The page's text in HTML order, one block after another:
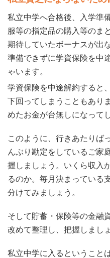
私立中学へ合格後、入学準
服等の指定品の購入等のま
期待していたボーナスが出
準備できずに学資保険を中
ゃいます。
学資保険を中途解約すると
下回ってしまうこともあり
めたお金が台無しになって
このように、行きあたりば
んぶり勘定をしているご家
握しましょう。いくら収入
るのか。毎月決まっている
分けてみましょう。
そして貯蓄・保険等の金融
改めて整理し、把握しましょ
私立中学に入るということ